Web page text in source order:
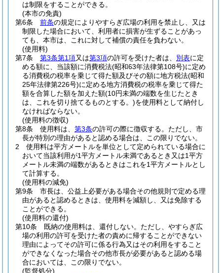
は制限をすることができる。
(本市の免責)
第6条
前条の規定によりやすらぎ広場の利用を禁止し、又は
制限した場合において、利用者に損害が生ずることがあっ
ても、本市は、これに対して補償の責任を負わない。
(使用料)
第7条
第3条第1項又は第3項の許可を受けた者は、 別表に定
める額に、当該額に消費税法(昭和63年法律第108号)に定め
る消費税の税率を乗じて得た額及びその額に地方税法(昭和
25年法律第226号)に定める地方消費税の税率を乗じて得た
額を合算した額を加えた額(10円未満の端数を生じたとき
は、これを切り捨てるものとする。)を使用料として納付し
なければならない。
(使用料の徴収)
第8条
使用料は、 第3条の許可の際に徴収する。 ただし、市
長が特別の理由があると認める場合は、この限りでない。
2
使用料は平方メートルを単位として定められている場合に
おいて当該利用が1平方メートル未満であるとき又は1平方
メートル未満の端数があるときはこれを1平方メートルとし
て計算する。
(使用料の減免)
第9条
市長は、公益上必要がある場合その他規則で定める理
由があると認めるときは、使用料を減額し、又は免除する
ことができる。
(使用料の還付)
第10条
既納の使用料は、還付しない。 ただし、やすらぎ広
場の利用の許可を受けた者の責めに帰することができない
理由によってその許可に係る行為又はその利用をすること
ができなくなった場合その他市長が必要があると認める場
合においては、この限りでない。
(監督処分)